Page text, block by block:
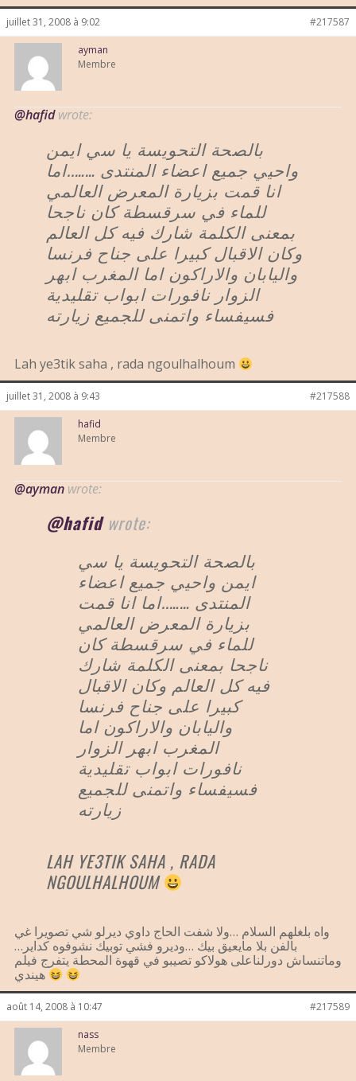
juillet 31, 2008 à 9:02 #217587
ayman
Membre
@hafidwrote:
بالصحة التحويسة يا سي ايمن
واحيي جميع اعضاء المنتدى ……..اما
انا قمت بزيارة المعرض العالمي
للماء في سرقسطة كان ناجحا
بمعنى الكلمة شارك فيه كل العالم
وكان الاقبال كبيرا على جناح فرنسا
واليابان والاراكون اما المغرب ابهر
الزوار نافورات ابواب تقليدية
فسيفساء واتمنى للجميع زيارته
Lah ye3tik saha , rada ngoulhalhoum
juillet 31, 2008 à 9:43 #217588
hafid
Membre
@ayman wrote:
@hafidwrote:
بالصحة التحويسة يا سي
ايمن واحيي جميع اعضاء
المنتدى ……..اما انا قمت
بزيارة المعرض العالمي
للماء في سرقسطة كان
ناجحا بمعنى الكلمة شارك
فيه كل العالم وكان الاقبال
كبيرا على جناح فرنسا
واليابان والاراكون اما
المغرب ابهر الزوار
نافورات ابواب تقليدية
فسيفساء واتمنى للجميع
زيارته
LAH YE3TIK SAHA , RADA
NGOULHALHOUM
واه بلغلهم السلام …ولا شفت الحاج داوي ديرلو شي تصويرا غي
بالفن بلا مايعيق بيك …وديرو فشي توبيك نشوفوه كداير…
وماتنساش دورلناعلى هولاكو تصيبو في قهوة المحطة يتفرج فيلم
août 14, 2008 à 10:47 #217589
nass
Membre